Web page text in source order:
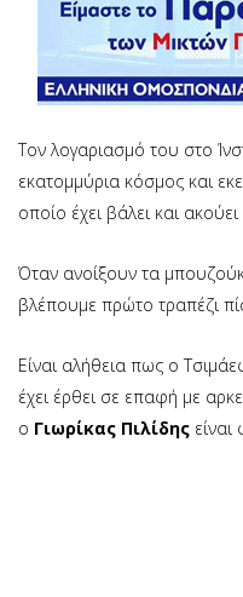
Τον λογαριασμό του στο
εκατομμύρια κόσμος και
οποίο έχει βάλει και
Όταν ανοίξουν τα
βλέπουμε πρώτο τραπέζι
Είναι αλήθεια πως ο
έχει έρθει σε επαφή με
ο Γιωρίκας Πιλίδης